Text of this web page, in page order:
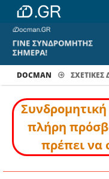
DOCMAN ΣΧΕΤΙΚΕΣ
πλήρη
πρέπει να